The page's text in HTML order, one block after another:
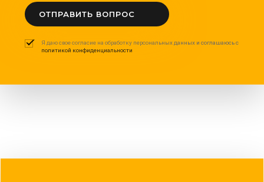
ОТПРАВИТЬ ВОПРОС
Я даю свое согласие на обработку персональных данных и соглашаюсь с
политикой конфиденциальности